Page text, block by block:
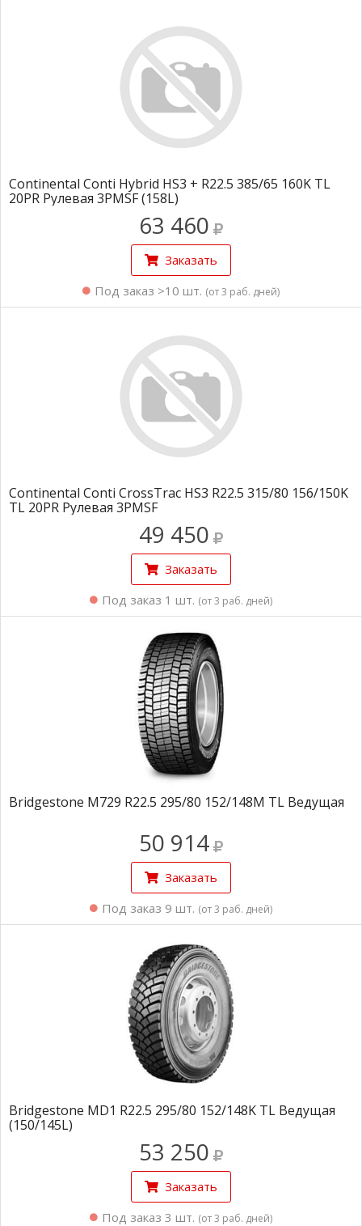
Continental Conti Hybrid HS3 + R22.5 385/65 160K TL
20PR Рулевая 3PMSF (158L)
63 460
Заказать
Под заказ >10 шт. (от 3 раб. дней)
Continental Conti CrossTrac HS3 R22.5 315/80 156/150K
TL 20PR Рулевая 3PMSF
49 450
Заказать
Под заказ 1 шт. (от 3 раб. дней)
Bridgestone M729 R22.5 295/80 152/148M TL Ведущая
50 914
Заказать
Под заказ 9 шт. (от 3 раб. дней)
Bridgestone MD1 R22.5 295/80 152/148K TL Ведущая
(150/145L)
53 250
Заказать
Под заказ 3 шт. (от 3 раб. дней)